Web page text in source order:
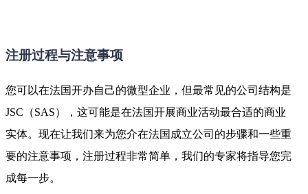
注册过程与注意事项
您可以在法国开办自己的微型企业，但最常见的公司结构是
JSC（SAS），这可能是在法国开展商业活动最合适的商业
实体。现在让我们来为您介在法国成立公司的步骤和一些重
要的注意事项，注册过程非常简单，我们的专家将指导您完
成每一步。